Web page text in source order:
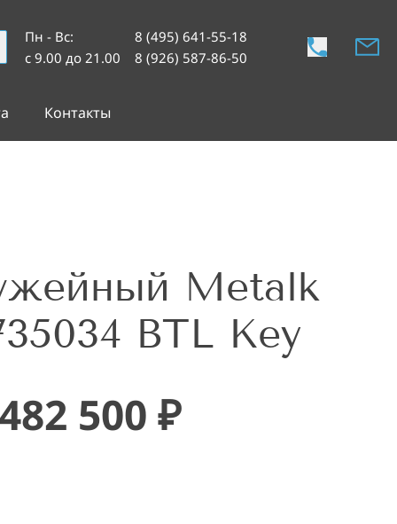
Пн - Вс:
с 9.00 до 21.00
8 (495) 641-55-18
8 (926) 587-86-50
Контакты
Metalk
BTL Key
500 ₽